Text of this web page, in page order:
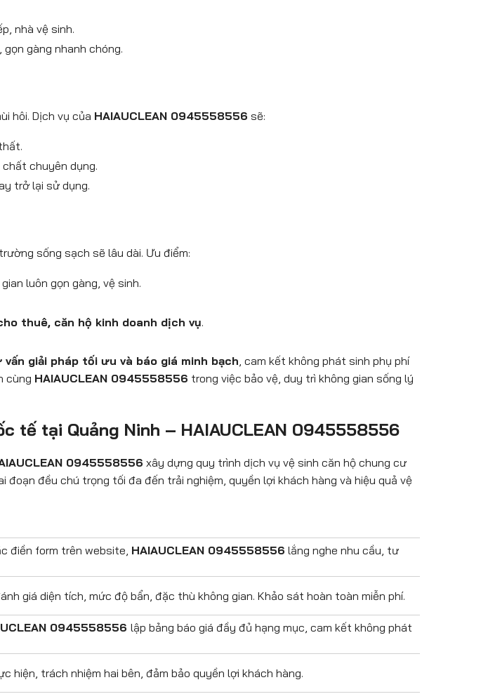
nhà vệ sinh.
gàng nhanh chóng.
hôi. Dịch vụ của HAIAUCLEAN 0945558556 sẽ:
chuyên dụng.
trở lại sử dụng.
sống sạch sẽ lâu dài. Ưu điểm:
luôn gọn gàng, vệ sinh.
thuê, căn hộ kinh doanh dịch vụ.
giải pháp tối ưu và báo giá minh bạch , cam kết không phát sinh phụ phí
cùng HAIAUCLEAN 0945558556 trong việc bảo vệ, duy trì không gian sống lý
tế tại Quảng Ninh – HAIAUCLEAN 0945558556
0945558556 xây dựng quy trình dịch vụ vệ sinh căn hộ chung cư
đều chú trọng tối đa đến trải nghiệm, quyền lợi khách hàng và hiệu quả vệ
điền form trên website, HAIAUCLEAN 0945558556 lắng nghe nhu cầu, tư
giá diện tích, mức độ bẩn, đặc thù không gian. Khảo sát hoàn toàn miễn phí.
0945558556 lập bảng báo giá đầy đủ hạng mục, cam kết không phát
hiện, trách nhiệm hai bên, đảm bảo quyền lợi khách hàng.